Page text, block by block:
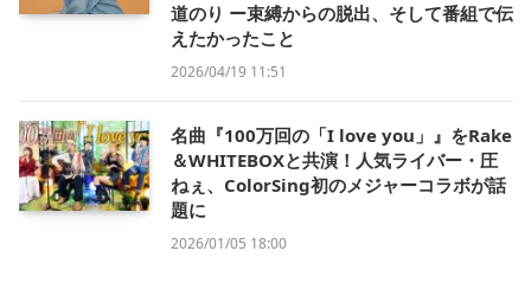
道のり ー束縛からの脱出、そして番組で伝
えたかったこと
2026/04/19 11:51
名曲『100万回の「I love you」』をRake
＆WHITEBOXと共演！人気ライバー・圧
ねぇ、ColorSing初のメジャーコラボが話
題に
2026/01/05 18:00